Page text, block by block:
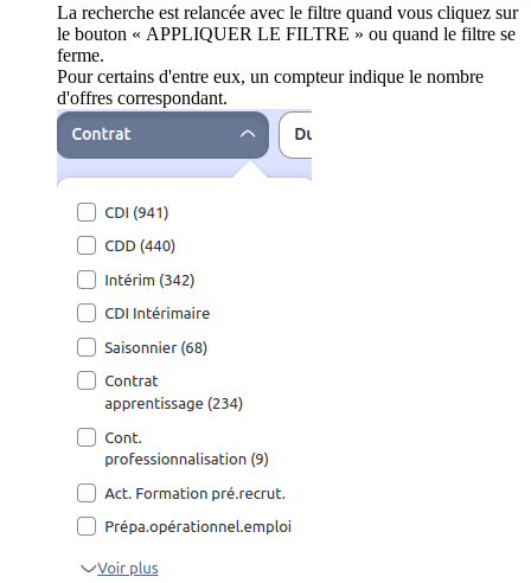
La recherche est relancée avec le filtre quand vous cliquez sur
le bouton « APPLIQUER LE FILTRE » ou quand le filtre se
ferme.
Pour certains d'entre eux, un compteur indique le nombre
d'offres correspondant.